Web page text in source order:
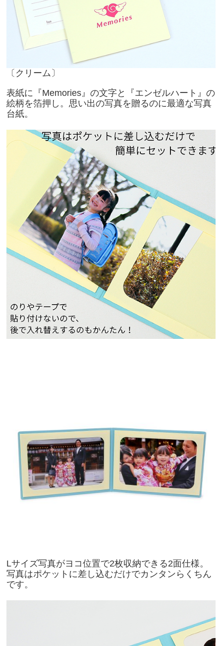
〔クリーム〕
表紙に『Memories』の文字と『エンゼルハート』の
絵柄を箔押し。思い出の写真を贈るのに最適な写真
台紙。
Lサイズ写真がヨコ位置で2枚収納できる2面仕様。
写真はポケットに差し込むだけでカンタンらくちん
です。